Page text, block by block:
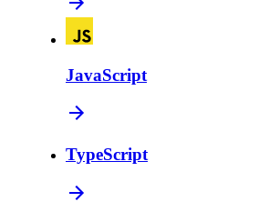
JavaScript
TypeScript